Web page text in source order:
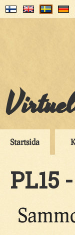
Startsida
PL15